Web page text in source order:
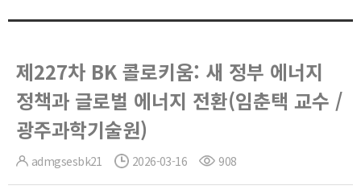
제227차 BK 콜로키움: 새 정부 에너지
정책과 글로벌 에너지 전환(임춘택 교수 /
광주과학기술원)
admgsesbk21 2026-03-16 908